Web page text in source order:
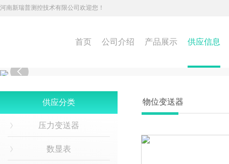
河南新瑞普测控技术有限公司欢迎您！
首页 公司介绍 产品展示 供应信息

供应分类
压力变送器
数显表
物位变送器